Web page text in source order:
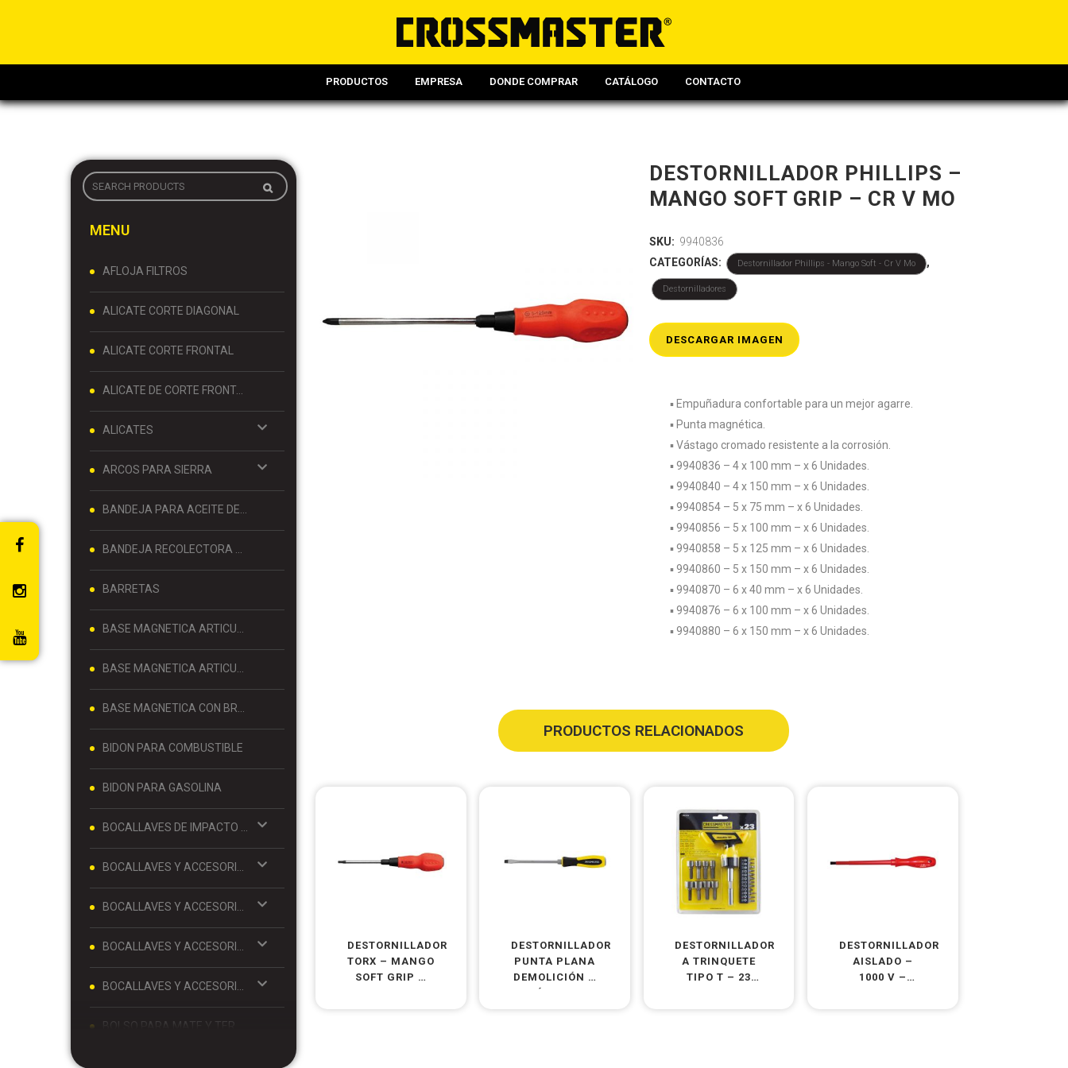
PRODUCTOS EMPRESA DONDE COMPRAR CATÁLOGO CONTACTO
MENU
AFLOJA FILTROS
ALICATE CORTE DIAGONAL
ALICATE CORTE FRONTAL
ALICATE DE CORTE FRONTAL 8 PULGADAS
ALICATES
ARCOS PARA SIERRA
BARRETAS
BIDON PARA COMBUSTIBLE
BIDON PARA GASOLINA
DESTORNILLADOR PHILLIPS –
MANGO SOFT GRIP – CR V MO
SKU: 9940836
CATEGORÍAS:
Destornillador Phillips - Mango Soft - Cr V Mo ,
Destornilladores
DESCARGAR IMAGEN
▪️ Empuñadura confortable para un mejor agarre.
▪️ Punta magnética.
▪️ Vástago cromado resistente a la corrosión.
▪️ 9940836 – 4 x 100 mm – x 6 Unidades.
▪️ 9940840 – 4 x 150 mm – x 6 Unidades.
▪️ 9940854 – 5 x 75 mm – x 6 Unidades.
▪️ 9940856 – 5 x 100 mm – x 6 Unidades.
▪️ 9940858 – 5 x 125 mm – x 6 Unidades.
▪️ 9940860 – 5 x 150 mm – x 6 Unidades.
▪️ 9940870 – 6 x 40 mm – x 6 Unidades.
▪️ 9940876 – 6 x 100 mm – x 6 Unidades.
▪️ 9940880 – 6 x 150 mm – x 6 Unidades.
PRODUCTOS RELACIONADOS
DESTORNILLADOR
TORX – MANGO
SOFT GRIP –
DESTORNILLADORES
PUNTA PLANA
DEMOLICIÓN –
VÁSTAGO
DESTORNILLADOR
A TRINQUETE
TIPO T – 23
DESTORNILLADOR
AISLADO –
1000 V –